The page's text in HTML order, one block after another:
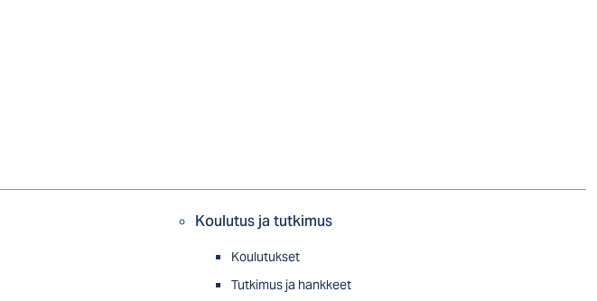
Koulutus ja tutkimus
Koulutukset
Tutkimus ja hankkeet